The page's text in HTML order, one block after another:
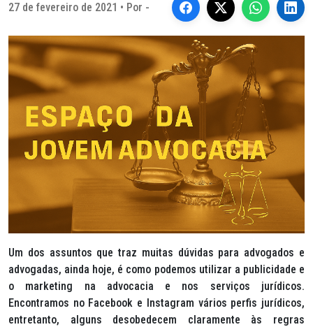
27 de fevereiro de 2021 • Por -
Um dos assuntos que traz muitas dúvidas para advogados e
advogadas, ainda hoje, é como podemos utilizar a publicidade e
o marketing na advocacia e nos serviços jurídicos.
Encontramos no Facebook e Instagram vários perfis jurídicos,
entretanto, alguns desobedecem claramente às regras